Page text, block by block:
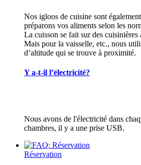
Nos igloos de cuisine sont
préparons vos aliments selon les
La cuisson se fait sur des
Mais pour la vaisselle, etc., nous
d’altitude qui se trouve à proximité.
Y a-t-il l’électricité?
Nous avons de l'électricité dans
chambres, il y a une prise USB.
Réservation